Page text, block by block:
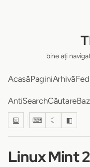
bine ați
AcasăPaginiArhivă
AntiSearchCăutare
⚄ ⌨ ☾ ◧
Linux Mint